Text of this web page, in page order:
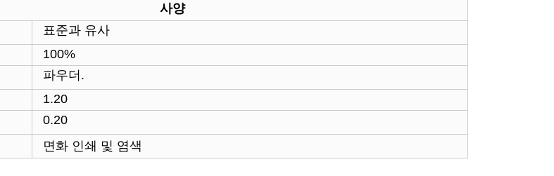
사양
표준과 유사
100%
파우더.
1.20
0.20
면화 인쇄 및 염색